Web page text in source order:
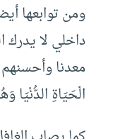
ومن توابعها
داخلي لا يدرك
معدنا
الْحَيَاةِ الدُّنْيَا